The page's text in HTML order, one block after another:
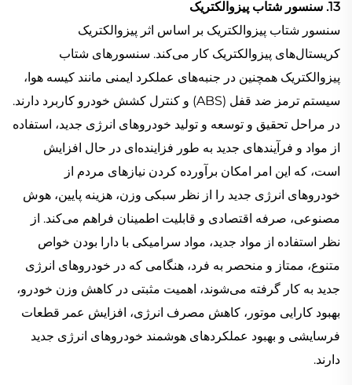
13. سنسور شتاب پیزوالکتریک
سنسور شتاب پیزوالکتریک بر اساس اثر پیزوالکتریک
کریستال‌های پیزوالکتریک کار می‌کند. سنسورهای شتاب
پیزوالکتریک همچنین در جنبه‌های عملکرد ایمنی مانند کیسه هوا،
سیستم ترمز ضد قفل (ABS) و کنترل کشش خودرو کاربرد دارند.
در مراحل تحقیق و توسعه و تولید خودروهای انرژی جدید، استفاده
از مواد و فرآیندهای جدید به طور فزاینده‌ای در حال افزایش
است، که این امر امکان برآورده کردن نیازهای مردم از
خودروهای انرژی جدید را از نظر سبکی وزن، هزینه پایین، هوش
مصنوعی، صرفه اقتصادی و قابلیت اطمینان فراهم می‌کند. از
نظر استفاده از مواد جدید، مواد سرامیکی با دارا بودن خواص
متنوع، ممتاز و منحصر به فرد، هنگامی که در خودروهای انرژی
جدید به کار گرفته می‌شوند، اهمیت مثبتی در کاهش وزن خودرو،
بهبود کارایی موتور، کاهش مصرف انرژی، افزایش عمر قطعات
فرسایشی و بهبود عملکردهای هوشمند خودروهای انرژی جدید
دارند.